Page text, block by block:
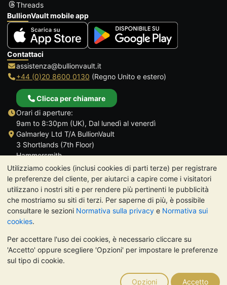
Utilizziamo cookies (inclusi cookies di parti terze) per registrare
le preferenze del cliente, per aiutarci a capire come i visitatori
utilizzano i nostri siti e per rendere più pertinenti le pubblicità
che mostriamo su siti di terzi. Per saperne di più, è possibile
consultare le sezioni Normativa sulla privacy e Normativa sui
cookies.
Per accettare l'uso dei cookies, è necessario cliccare su
'Accetto' oppure scegliere 'Opzioni' per impostare le preferenze
sul tipo di cookie.
Opzioni Accetto
Threads
BullionVault mobile app
Contattaci
assistenza@bullionvault.it
+44 (0)20 8600 0130 (Regno Unito e estero)
Clicca per chiamare
Orari di aperture:
9am to 8:30pm (UK), Dal lunedì al venerdì
Galmarley Ltd T/A BullionVault
3 Shortlands (7th Floor)
Hammersmith
Londra
W6 8DA
Regno Unito
TrustScore 4.7 | 488 recensioni
NOTA BENE: Il valore dei metalli preziosi può diminuire o
aumentare, e i trend storici non sono predittori dell'andamento
futuro. Nulla di quanto contenuto nei siti web di BullionVault o
nelle sue comunicazioni costituisce una consulenza sugli